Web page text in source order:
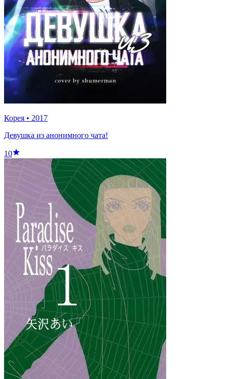
Корея • 2017
Девушка из анонимного чата!
10